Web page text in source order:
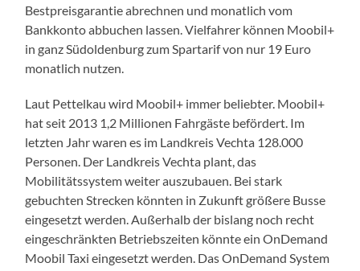
Bestpreisgarantie abrechnen und monatlich vom
Bankkonto abbuchen lassen. Vielfahrer können Moobil+
in ganz Südoldenburg zum Spartarif von nur 19 Euro
monatlich nutzen.
Laut Pettelkau wird Moobil+ immer beliebter. Moobil+
hat seit 2013 1,2 Millionen Fahrgäste befördert. Im
letzten Jahr waren es im Landkreis Vechta 128.000
Personen. Der Landkreis Vechta plant, das
Mobilitätssystem weiter auszubauen. Bei stark
gebuchten Strecken könnten in Zukunft größere Busse
eingesetzt werden. Außerhalb der bislang noch recht
eingeschränkten Betriebszeiten könnte ein OnDemand
Moobil Taxi eingesetzt werden. Das OnDemand System